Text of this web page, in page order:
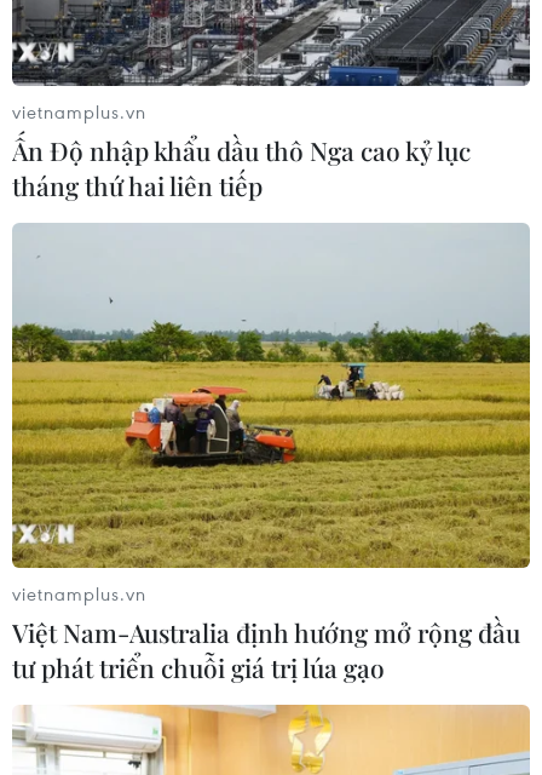
vietnamplus.vn
Ấn Độ nhập khẩu dầu thô Nga cao kỷ lục
tháng thứ hai liên tiếp
vietnamplus.vn
Việt Nam-Australia định hướng mở rộng đầu
tư phát triển chuỗi giá trị lúa gạo